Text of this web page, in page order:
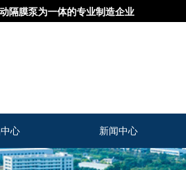
隔膜泵为一体的专业制造企业
心 新闻中心